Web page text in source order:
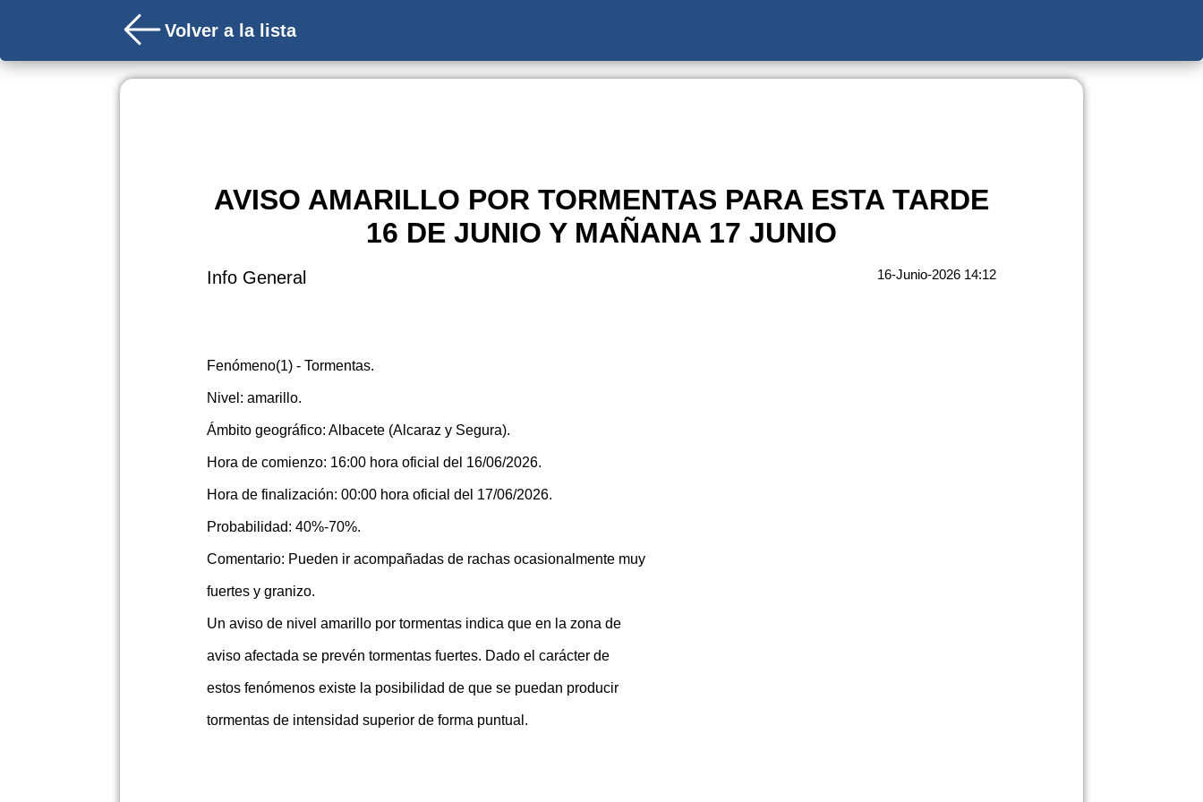
Volver a la lista
AVISO AMARILLO POR TORMENTAS PARA ESTA TARDE
16 DE JUNIO Y MAÑANA 17 JUNIO
Info General 16-Junio-2026 14:12
Fenómeno(1) - Tormentas.
Nivel: amarillo.
Ámbito geográfico: Albacete (Alcaraz y Segura).
Hora de comienzo: 16:00 hora oficial del 16/06/2026.
Hora de finalización: 00:00 hora oficial del 17/06/2026.
Probabilidad: 40%-70%.
Comentario: Pueden ir acompañadas de rachas ocasionalmente muy
fuertes y granizo.
Un aviso de nivel amarillo por tormentas indica que en la zona de
aviso afectada se prevén tormentas fuertes. Dado el carácter de
estos fenómenos existe la posibilidad de que se puedan producir
tormentas de intensidad superior de forma puntual.